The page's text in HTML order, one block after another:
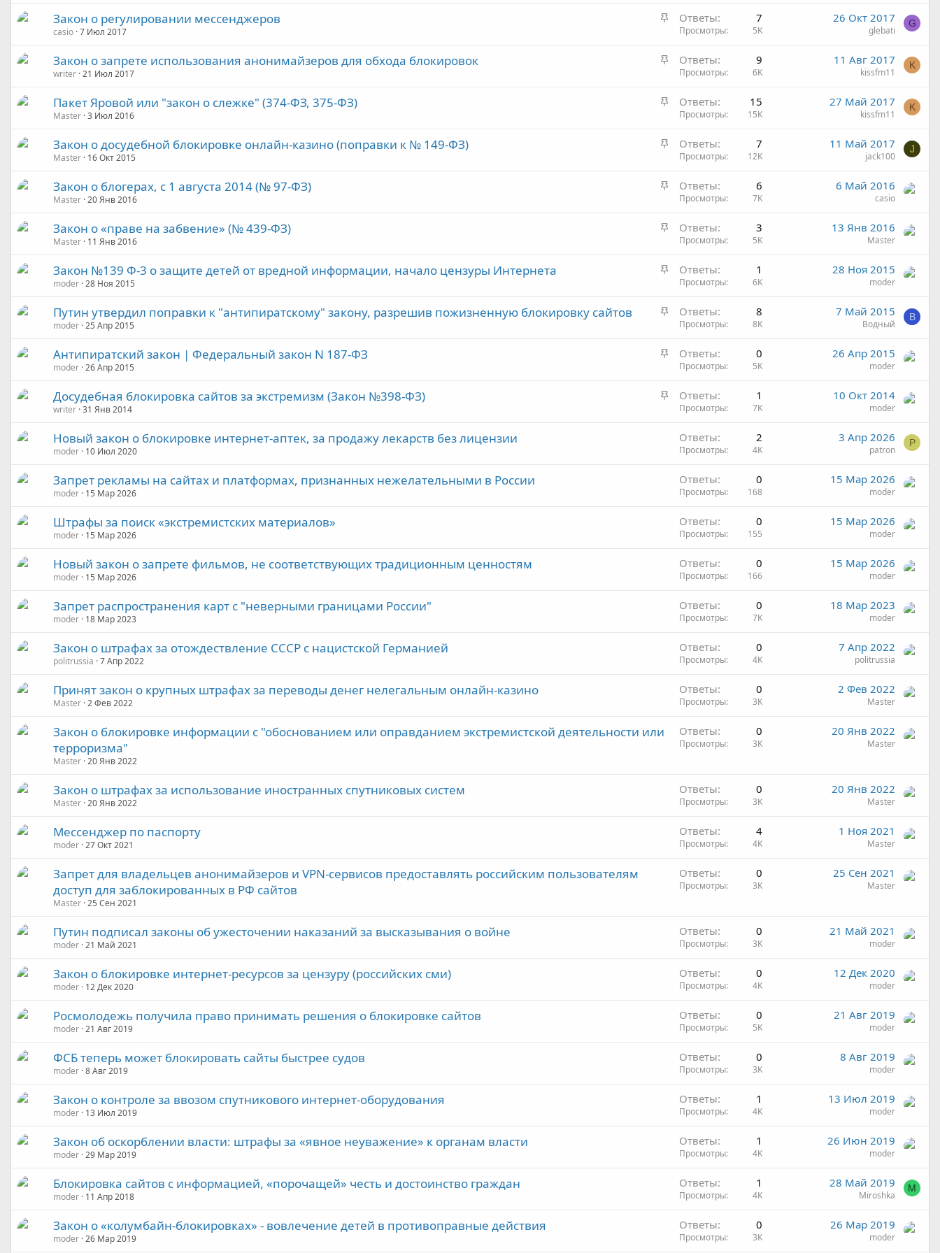
ол
о
р
л
о
З
р
л
о
Закон о регулировании мессенджеров
casio 7 Июл 2017
Ответы 7
Просмотры 5K
26 Окт 2017
glebati
G
З
р
л
о
Закон о запрете использования анонимайзеров для обхода блокировок
writer 21 Июл 2017
Ответы 9
Просмотры 6K
11 Авг 2017
kissfm11
K
З
р
л
о
Пакет Яровой или "закон о слежке" (374-ФЗ, 375-ФЗ)
Master 3 Июл 2016
Ответы 15
Просмотры 15K
27 Май 2017
kissfm11
K
З
р
л
о
Закон о досудебной блокировке онлайн-казино (поправки к № 149-ФЗ)
Master 16 Окт 2015
Ответы 7
Просмотры 12K
11 Май 2017
jack100
J
З
р
л
о
Закон о блогерах, с 1 августа 2014 (№ 97-ФЗ)
Master 20 Янв 2016
Ответы 6
Просмотры 7K
6 Май 2016
casio
З
р
л
о
Закон о «праве на забвение» (№ 439-ФЗ)
Master 11 Янв 2016
Ответы 3
Просмотры 5K
13 Янв 2016
Master
З
р
л
о
Закон №139 Ф-3 о защите детей от вредной информации, начало цензуры Интернета
moder 28 Ноя 2015
Ответы 1
Просмотры 6K
28 Ноя 2015
moder
З
р
л
Путин утвердил поправки к "антипиратскому" закону, разрешив пожизненную блокировку сайтов
moder 25 Апр 2015
Ответы 8
Просмотры 8K
7 Май 2015
Водный
В
З
р
Антипиратский закон | Федеральный закон N 187-ФЗ
moder 26 Апр 2015
Ответы 0
Просмотры 5K
26 Апр 2015
moder
З
Досудебная блокировка сайтов за экстремизм (Закон №398-ФЗ)
writer 31 Янв 2014
Ответы 1
Просмотры 7K
10 Окт 2014
moder
Новый закон о блокировке интернет-аптек, за продажу лекарств без лицензии
moder 10 Июл 2020
Ответы 2
Просмотры 4K
3 Апр 2026
patron
P
Запрет рекламы на сайтах и платформах, признанных нежелательными в России
moder 15 Мар 2026
Ответы 0
Просмотры 168
15 Мар 2026
moder
Штрафы за поиск «экстремистских материалов»
moder 15 Мар 2026
Ответы 0
Просмотры 155
15 Мар 2026
moder
Новый закон о запрете фильмов, не соответствующих традиционным ценностям
moder 15 Мар 2026
Ответы 0
Просмотры 166
15 Мар 2026
moder
Запрет распространения карт с "неверными границами России"
moder 18 Мар 2023
Ответы 0
Просмотры 7K
18 Мар 2023
moder
Закон о штрафах за отождествление СССР с нацистской Германией
politrussia 7 Апр 2022
Ответы 0
Просмотры 4K
7 Апр 2022
politrussia
Принят закон о крупных штрафах за переводы денег нелегальным онлайн-казино
Master 2 Фев 2022
Ответы 0
Просмотры 3K
2 Фев 2022
Master
Закон о блокировке информации с "обоснованием или оправданием экстремистской деятельности или
терроризма"
Master 20 Янв 2022
Ответы 0
Просмотры 3K
20 Янв 2022
Master
Закон о штрафах за использование иностранных спутниковых систем
Master 20 Янв 2022
Ответы 0
Просмотры 3K
20 Янв 2022
Master
Мессенджер по паспорту
moder 27 Окт 2021
Ответы 4
Просмотры 4K
1 Ноя 2021
Master
Запрет для владельцев анонимайзеров и VPN-сервисов предоставлять российским пользователям
доступ для заблокированных в РФ сайтов
Master 25 Сен 2021
Ответы 0
Просмотры 3K
25 Сен 2021
Master
Путин подписал законы об ужесточении наказаний за высказывания о войне
moder 21 Май 2021
Ответы 0
Просмотры 3K
21 Май 2021
moder
Закон о блокировке интернет-ресурсов за цензуру (российских сми)
moder 12 Дек 2020
Ответы 0
Просмотры 4K
12 Дек 2020
moder
Росмолодежь получила право принимать решения о блокировке сайтов
moder 21 Авг 2019
Ответы 0
Просмотры 5K
21 Авг 2019
moder
ФСБ теперь может блокировать сайты быстрее судов
moder 8 Авг 2019
Ответы 0
Просмотры 3K
8 Авг 2019
moder
Закон о контроле за ввозом спутникового интернет-оборудования
moder 13 Июл 2019
Ответы 1
Просмотры 4K
13 Июл 2019
moder
Закон об оскорблении власти: штрафы за «явное неуважение» к органам власти
moder 29 Мар 2019
Ответы 1
Просмотры 4K
26 Июн 2019
moder
Блокировка сайтов с информацией, «порочащей» честь и достоинство граждан
moder 11 Апр 2018
Ответы 1
Просмотры 4K
28 Май 2019
Miroshka
M
Закон о «колумбайн-блокировках» - вовлечение детей в противоправные действия
moder 26 Мар 2019
Ответы 0
Просмотры 3K
26 Мар 2019
moder